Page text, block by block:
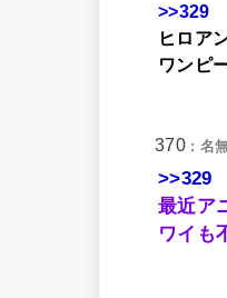
>>329
ヒロア
ワンピ
370 : 名
>>329
最近ア
ワイも